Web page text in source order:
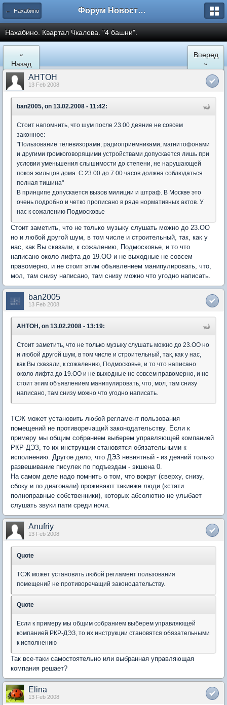
← Нахабино Форум Новостройки
Нахабино. Квартал Чкалова. "4 башни".
«
Назад
Вперед
»
AHTOH
13 Feb 2008
ban2005, on 13.02.2008 - 11:42:
Стоит напомнить, что шум после 23.00 деяние не совсем
законное:
"Пользование телевизорами, радиоприемниками, магнитофонами
и другими громкоговорящими устройствами допускается лишь при
условии уменьшения слышимости до степени, не нарушающей
покоя жильцов дома. С 23.00 до 7.00 часов должна соблюдаться
полная тишина"
В принципе допускается вызов милиции и штраф. В Москве это
очень подробно и четко прописано в ряде нормативных актов. У
нас к сожалению Подмосковье
Стоит заметить, что не только музыку слушать можно до 23.ОО
но и любой другой шум, в том числе и строительный, так, как у
нас, как Вы сказали, к сожалению, Подмосковье, и то что
написано около лифта до 19.ОО и не выходные не совсем
правомерно, и не стоит этим объявлением манипулировать, что,
мол, там снизу написано, там снизу можно что угодно написать.
ban2005
13 Feb 2008
AHTOH, on 13.02.2008 - 13:19:
Стоит заметить, что не только музыку слушать можно до 23.ОО но
и любой другой шум, в том числе и строительный, так, как у нас,
как Вы сказали, к сожалению, Подмосковье, и то что написано
около лифта до 19.ОО и не выходные не совсем правомерно, и не
стоит этим объявлением манипулировать, что, мол, там снизу
написано, там снизу можно что угодно написать.
ТСЖ может установить любой регламент пользования
помещений не противоречащий законодательству. Если к
примеру мы общим собранием выберем управляющей компанией
РКР-ДЭЗ, то их инструкции становятся обязательными к
исполнению. Другое дело, что ДЭЗ невнятный - из деяний только
развешивание писулек по подъездам - экшена 0.
На самом деле надо помнить о том, что вокруг (сверху, снизу,
сбоку и по диагонали) проживают такиеже люди (кстати
полноправные собственники), которых абсолютно не улыбает
слушать звуки пати среди ночи.
Anufriy
13 Feb 2008
Quote
ТСЖ может установить любой регламент пользования
помещений не противоречащий законодательству.
Quote
Если к примеру мы общим собранием выберем управляющей
компанией РКР-ДЭЗ, то их инструкции становятся обязательными
к исполнению
Так все-таки самостоятельно или выбранная управляющая
компания решает?
Elina
13 Feb 2008